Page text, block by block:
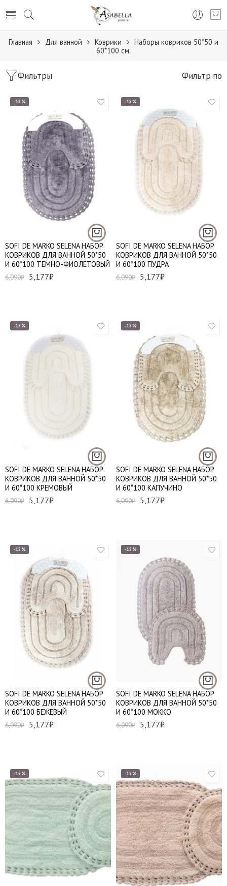
Главная Для ванной Коврики
Наборы ковриков 50*50 и
60*100 см.
Фильтры Фильтр по
-15%
SOFI DE MARKO SELENA НАБОР
КОВРИКОВ ДЛЯ ВАННОЙ 50*50
И 60*100 ТЕМНО-ФИОЛЕТОВЫЙ
6,090₽ 5,177₽
-15%
SOFI DE MARKO SELENA НАБОР
КОВРИКОВ ДЛЯ ВАННОЙ 50*50
И 60*100 ПУДРА
6,090₽ 5,177₽
-15%
SOFI DE MARKO SELENA НАБОР
КОВРИКОВ ДЛЯ ВАННОЙ 50*50
И 60*100 КРЕМОВЫЙ
6,090₽ 5,177₽
-15%
SOFI DE MARKO SELENA НАБОР
КОВРИКОВ ДЛЯ ВАННОЙ 50*50
И 60*100 КАПУЧИНО
6,090₽ 5,177₽
-15%
SOFI DE MARKO SELENA НАБОР
КОВРИКОВ ДЛЯ ВАННОЙ 50*50
И 60*100 БЕЖЕВЫЙ
6,090₽ 5,177₽
-15%
SOFI DE MARKO SELENA НАБОР
КОВРИКОВ ДЛЯ ВАННОЙ 50*50
И 60*100 МОККО
6,090₽ 5,177₽
-15% -15%